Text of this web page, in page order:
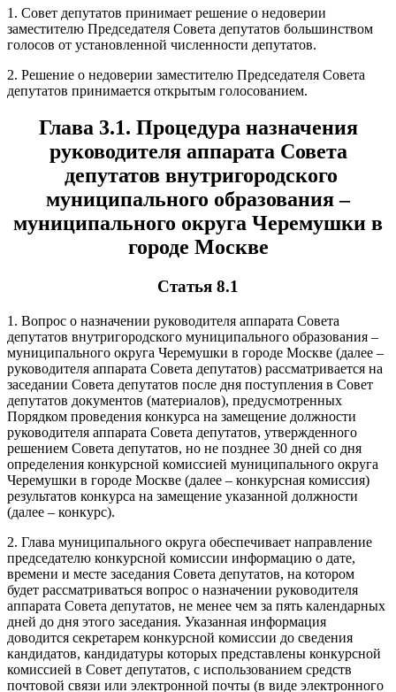
1. Совет депутатов принимает решение о недоверии
заместителю Председателя Совета депутатов большинством
голосов от установленной численности депутатов.
2. Решение о недоверии заместителю Председателя Совета
депутатов принимается открытым голосованием.
Глава 3.1. Процедура назначения
руководителя аппарата Совета
депутатов внутригородского
муниципального образования –
муниципального округа Черемушки в
городе Москве
Статья 8.1
1. Вопрос о назначении руководителя аппарата Совета
депутатов внутригородского муниципального образования –
муниципального округа Черемушки в городе Москве (далее –
руководителя аппарата Совета депутатов) рассматривается на
заседании Совета депутатов после дня поступления в Совет
депутатов документов (материалов), предусмотренных
Порядком проведения конкурса на замещение должности
руководителя аппарата Совета депутатов, утвержденного
решением Совета депутатов, но не позднее 30 дней со дня
определения конкурсной комиссией муниципального округа
Черемушки в городе Москве (далее – конкурсная комиссия)
результатов конкурса на замещение указанной должности
(далее – конкурс).
2. Глава муниципального округа обеспечивает направление
председателю конкурсной комиссии информацию о дате,
времени и месте заседания Совета депутатов, на котором
будет рассматриваться вопрос о назначении руководителя
аппарата Совета депутатов, не менее чем за пять календарных
дней до дня этого заседания. Указанная информация
доводится секретарем конкурсной комиссии до сведения
кандидатов, кандидатуры которых представлены конкурсной
комиссией в Совет депутатов, с использованием средств
почтовой связи или электронной почты (в виде электронного